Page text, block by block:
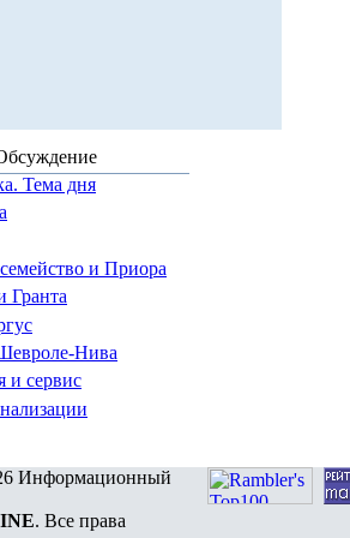
Тема дня
и Приора
Гранта
Нива
и сервис
Информационный
. Все права